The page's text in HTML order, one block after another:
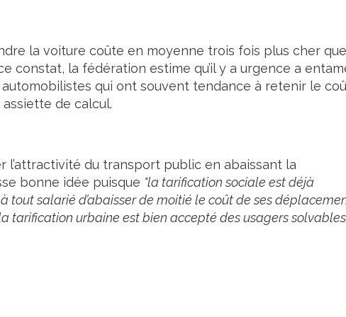
la voiture coûte en moyenne trois fois plus cher que
constat, la fédération estime qu’il y a urgence a
qui ont souvent tendance à retenir le
de calcul.
l’attractivité du transport public en abaissant la
bonne idée puisque "la tarification sociale est déjà
salarié d’abaisser de moitié le coût de ses
tarification urbaine est bien accepté des usagers